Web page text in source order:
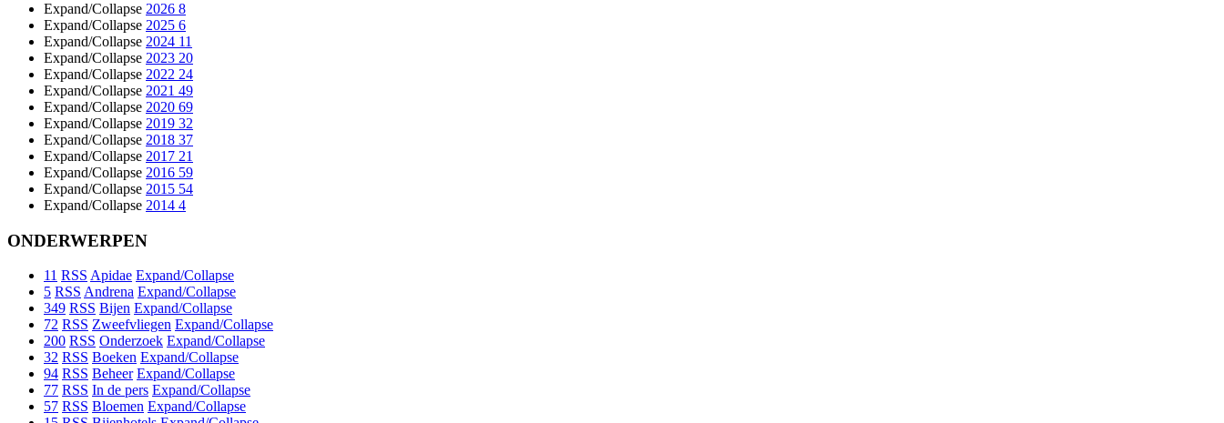
Expand/Collapse 2026 8
Expand/Collapse 2025 6
Expand/Collapse 2024 11
Expand/Collapse 2023 20
Expand/Collapse 2022 24
Expand/Collapse 2021 49
Expand/Collapse 2020 69
Expand/Collapse 2019 32
Expand/Collapse 2018 37
Expand/Collapse 2017 21
Expand/Collapse 2016 59
Expand/Collapse 2015 54
Expand/Collapse 2014 4
ONDERWERPEN
11 RSS Apidae Expand/Collapse
5 RSS Andrena Expand/Collapse
349 RSS Bijen Expand/Collapse
72 RSS Zweefvliegen Expand/Collapse
200 RSS Onderzoek Expand/Collapse
32 RSS Boeken Expand/Collapse
94 RSS Beheer Expand/Collapse
77 RSS In de pers Expand/Collapse
57 RSS Bloemen Expand/Collapse